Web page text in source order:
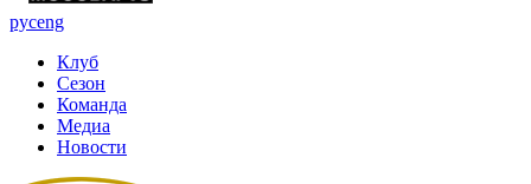
русeng
Клуб
Сезон
Команда
Медиа
Новости